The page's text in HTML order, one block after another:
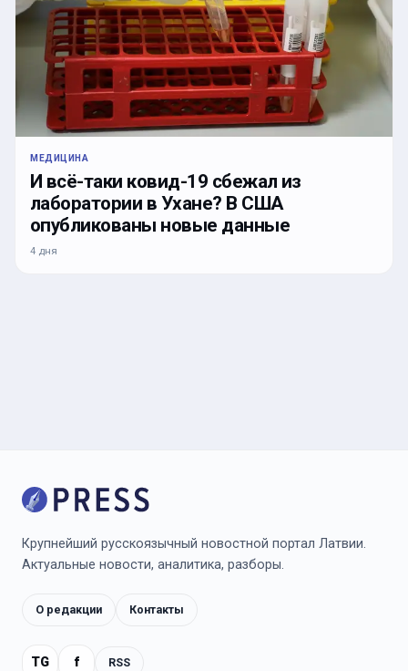
МЕДИЦИНА
И всё-таки ковид-19 сбежал из
лаборатории в Ухане? В США
опубликованы новые данные
4 дня
Крупнейший русскоязычный новостной портал Латвии.
Актуальные новости, аналитика, разборы.
О редакции Контакты
TG f RSS